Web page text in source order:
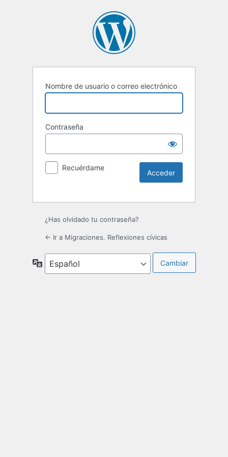
Nombre de usuario o correo electrónico
Contraseña
Recuérdame
¿Has olvidado tu contraseña?
← Ir a Migraciones. Reflexiones cívicas
Idioma